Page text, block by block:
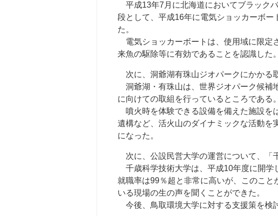
平成13年7月に北海道においてブラック
段として、平成16年に電気ショッカーボ
た。
電気ショッカーボートは、使用域に限定
来魚の駆除等に有効であることを認識した。
次に、洞爺湖有珠山ジオパークにかかる
洞爺湖・有珠山は、世界ジオパーク候補
に向けての取組を行っているところである。
噴火時を体験できる設備を備えた施設を
遺構など、活火山のダイナミックな活動を
になった。
次に、公設民営大学の運営について、「
千歳科学技術大学は、平成10年度に開学
就職率は99％超と非常に高いが、このこ
いる現場の生の声を聞くことができた。
今後、鳥取環境大学に対する支援策を検